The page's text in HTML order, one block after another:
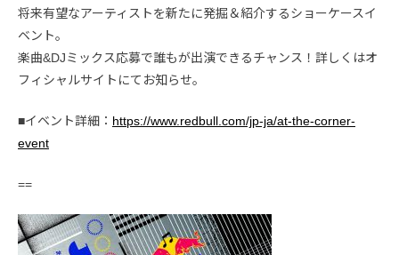
将来有望なアーティストを新たに発掘＆紹介するショーケースイ
ベント。
楽曲&DJミックス応募で誰もが出演できるチャンス！詳しくはオ
フィシャルサイトにてお知らせ。
■イベント詳細： https://www.redbull.com/jp-ja/at-the-corner-
event
==